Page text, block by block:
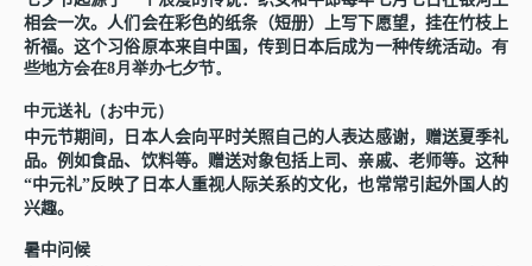
相会一次。人们 会在彩色的纸条（短册）上写下愿望，挂在竹枝上
祈福。这个习俗原本来自中国，传到日本后成为一种传统活动。有
些地方会在8月 举办七夕节。
中元送礼（お中元）
中元节期 间 ，日本人会向平时关照自己的人表达感谢， 赠送夏季礼
品。例如食品、 饮料等。 赠送对象包括上司、 亲戚、老师等。 这种
“中元礼”反映了日本人重视人际关系的文化，也常常引起外国人的
兴趣。
暑中问 候